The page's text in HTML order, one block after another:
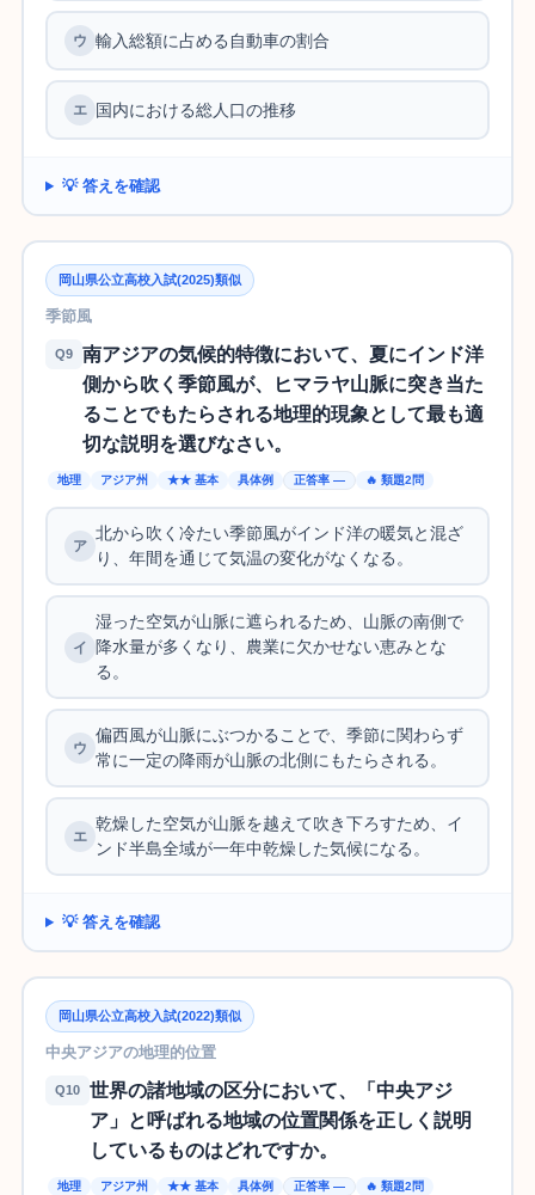
輸入総額に占める自動車の割合
国内における総人口の推移
💡 答えを確認
岡山県公立高校入試(2025)類似
季節風
Q9
南アジアの気候的特徴において、夏にインド洋
側から吹く季節風が、ヒマラヤ山脈に突き当た
ることでもたらされる地理的現象として最も適
切な説明を選びなさい。
地理 アジア州 ★★ 基本 具体例 正答率 — 🔥 類題2問
北から吹く冷たい季節風がインド洋の暖気と混ざ
り、年間を通じて気温の変化がなくなる。
湿った空気が山脈に遮られるため、山脈の南側で
降水量が多くなり、農業に欠かせない恵みとな
る。
偏西風が山脈にぶつかることで、季節に関わらず
常に一定の降雨が山脈の北側にもたらされる。
乾燥した空気が山脈を越えて吹き下ろすため、イ
ンド半島全域が一年中乾燥した気候になる。
💡 答えを確認
岡山県公立高校入試(2022)類似
中央アジアの地理的位置
Q10
世界の諸地域の区分において、「中央アジ
ア」と呼ばれる地域の位置関係を正しく説明
しているものはどれですか。
地理 アジア州 ★★ 基本 具体例 正答率 — 🔥 類題2問